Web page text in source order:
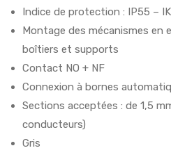
Indice de protection : IP55 –
Montage des mécanismes en
boîtiers et supports
Contact NO + NF
Connexion à bornes
Sections acceptées : de 1,5
conducteurs)
Gris